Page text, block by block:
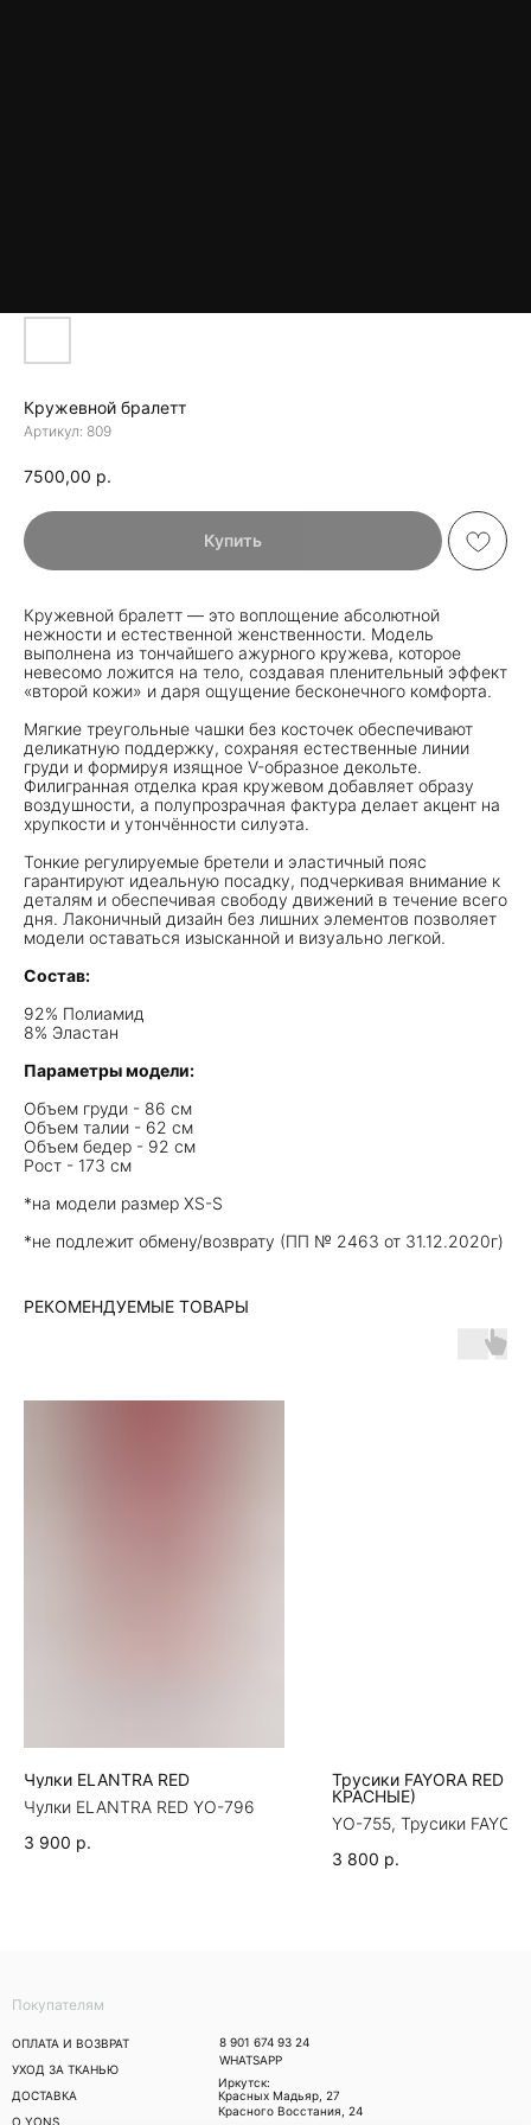
Кружевной бралетт
Артикул: 809
7500,00 р.
Купить
Кружевной бралетт — это воплощение абсолютной
нежности и естественной женственности. Модель
выполнена из тончайшего ажурного кружева, которое
невесомо ложится на тело, создавая пленительный эффект
«второй кожи» и даря ощущение бесконечного комфорта.
Мягкие треугольные чашки без косточек обеспечивают
деликатную поддержку, сохраняя естественные линии
груди и формируя изящное V-образное декольте.
Филигранная отделка края кружевом добавляет образу
воздушности, а полупрозрачная фактура делает акцент на
хрупкости и утончённости силуэта.
Тонкие регулируемые бретели и эластичный пояс
гарантируют идеальную посадку, подчеркивая внимание к
деталям и обеспечивая свободу движений в течение всего
дня. Лаконичный дизайн без лишних элементов позволяет
модели оставаться изысканной и визуально легкой.
Состав:
92% Полиамид
8% Эластан
Параметры модели:
Объем груди - 86 см
Объем талии - 62 см
Объем бедер - 92 см
Рост - 173 см
*на модели размер XS-S
*не подлежит обмену/возврату (ПП № 2463 от 31.12.2020г)
РЕКОМЕНДУЕМЫЕ ТОВАРЫ
Чулки ELANTRA RED
Чулки ELANTRA RED YO-796
3 900 р.
Трусики FAYORA RED
КРАСНЫЕ)
YO-755, Трусики
3 800 р.
8 901 674 93 24
WHATSAPP
Покупателям
ОПЛАТА И ВОЗВРАТ
УХОД ЗА ТКАНЬЮ
ДОСТАВКА
О YONS
Иркутск:
Красных Мадьяр, 27
Красного Восстания, 24